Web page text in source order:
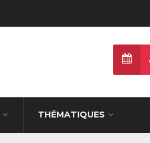
THÉMATIQUES